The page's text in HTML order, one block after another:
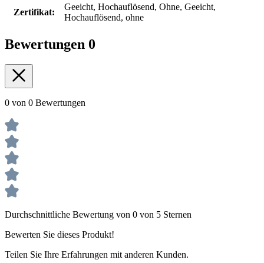
Zertifikat:
Geeicht, Hochauflösend, Ohne, Geeicht,
Hochauflösend, ohne
Bewertungen 0
0 von 0 Bewertungen
Durchschnittliche Bewertung von 0 von 5 Sternen
Bewerten Sie dieses Produkt!
Teilen Sie Ihre Erfahrungen mit anderen Kunden.